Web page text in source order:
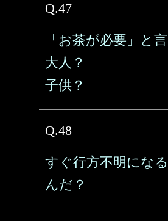
Q.47
「お茶が必要」と
大人？
子供？
Q.48
すぐ行方不明にな
んだ？